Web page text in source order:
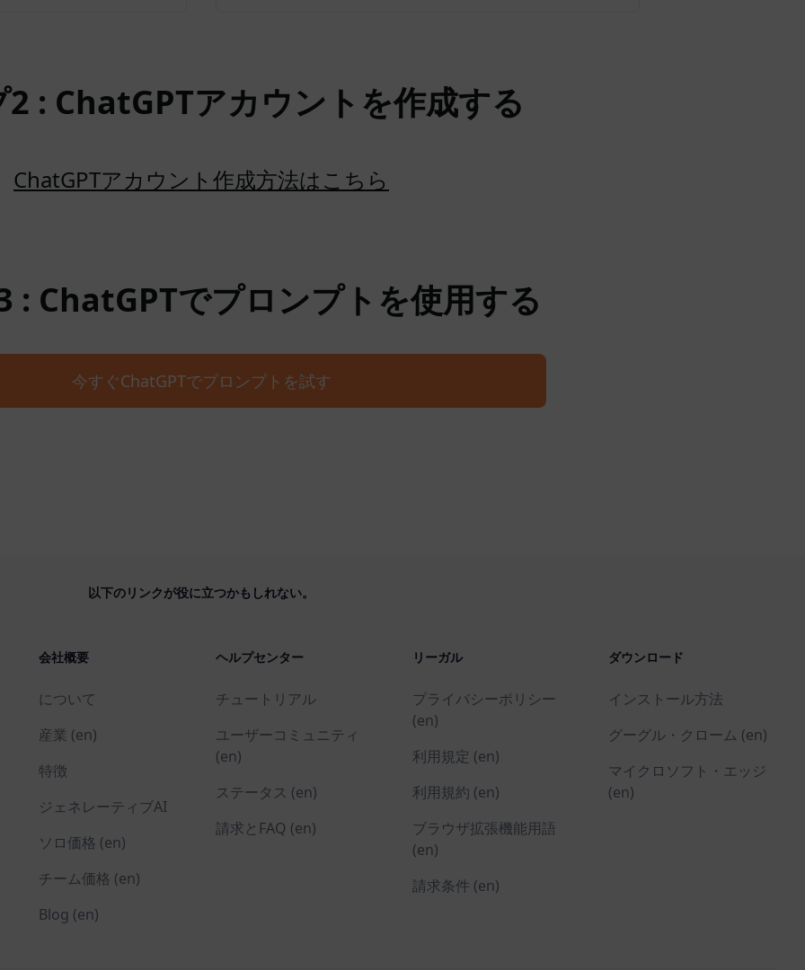
: ChatGPTアカウントを作成する
ChatGPTアカウント作成方法はこちら
: ChatGPTでプロンプトを使用する
今すぐChatGPTでプロンプトを試す
以下のリンクが役に立つかもしれない。
会社概要
について
産業 (en)
特徴
ジェネレーティブAI
ソロ価格 (en)
チーム価格 (en)
Blog (en)
ヘルプセンター
チュートリアル
ユーザーコミュニティ
(en)
ステータス (en)
請求とFAQ (en)
リーガル
プライバシーポリシー
(en)
利用規定 (en)
利用規約 (en)
ブラウザ拡張機能用語
(en)
請求条件 (en)
ダウンロード
インストール方法
グーグル・クローム (en)
マイクロソフト・エッジ
(en)